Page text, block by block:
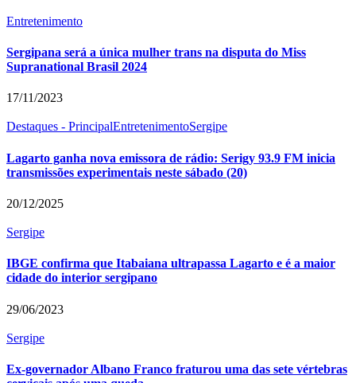
Entretenimento
Sergipana será a única mulher trans na disputa do Miss
Supranational Brasil 2024
17/11/2023
Destaques - PrincipalEntretenimentoSergipe
Lagarto ganha nova emissora de rádio: Serigy 93.9 FM inicia
transmissões experimentais neste sábado (20)
20/12/2025
Sergipe
IBGE confirma que Itabaiana ultrapassa Lagarto e é a maior
cidade do interior sergipano
29/06/2023
Sergipe
Ex-governador Albano Franco fraturou uma das sete vértebras